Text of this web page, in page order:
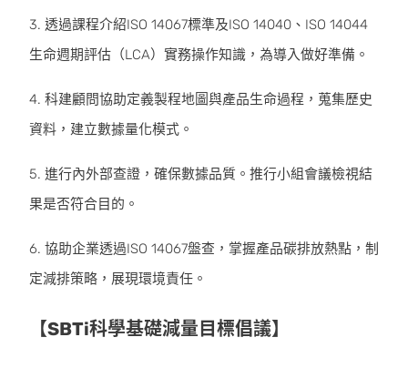
3. 透過課程介紹ISO 14067標準及ISO 14040、ISO 14044
生命週期評估（LCA）實務操作知識，為導入做好準備。
4. 科建顧問協助定義製程地圖與產品生命過程，蒐集歷史
資料，建立數據量化模式。
5. 進行內外部查證，確保數據品質。推行小組會議檢視結
果是否符合目的。
6. 協助企業透過ISO 14067盤查，掌握產品碳排放熱點，制
定減排策略，展現環境責任。
【SBTi科學基礎減量目標倡議】